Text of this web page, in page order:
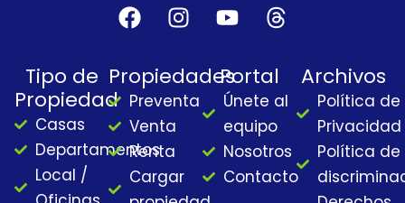
F
a
e
b
o
o
k
I
s
t
a
a
Y
u
t
u
b
e
T
h
r
e
a
d
s
Tipo de
Propiedad
Casas
Departamentos
Local /
Propiedades
Preventa
Venta
Renta
Cargar
Portal
Únete al
equipo
Nosotros
Contacto
Archivos
Política de
Privacidad
Política de